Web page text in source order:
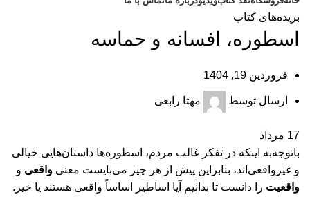
بریده‌های کتاب
اسطوره، افسانه و حماسه
فروردین 19, 1404
ارسال توسط مهتا رابعی
17 مرداد
باتوجه‌به اينكه در تفكر غالب مردم، اسطوره‌ها داستان‌هايی خيالی
و غيرواقعی‌اند، بنابراين پيش از هر چيز می‌بايست معنی واقعی و
واقعيت را دانست تا بدانيم آيا اساطير اساساً واقعی هستند يا خير.